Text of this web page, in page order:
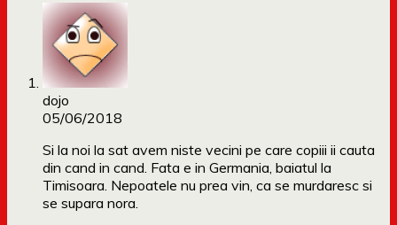
dojo
05/06/2018
Si la noi la sat avem niste vecini pe care copiii ii cauta
din cand in cand. Fata e in Germania, baiatul la
Timisoara. Nepoatele nu prea vin, ca se murdaresc si
se supara nora.